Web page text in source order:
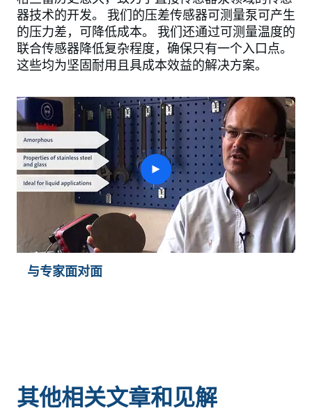
器技术的开发。 我们的压差传感器可测量泵可产生
的压力差，可降低成本。 我们还通过可测量温度的
联合传感器降低复杂程度，确保只有一个入口点。
这些均为坚固耐用且具成本效益的解决方案。
play
button
与专家面对面
其他相关文章和见解